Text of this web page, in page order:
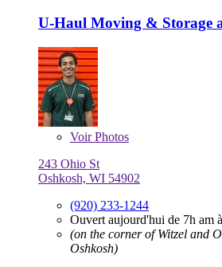
U-Haul Moving & Storage
VoirPhotos
243 Ohio St
Oshkosh, WI 54902
(920) 233-1244
Ouvert aujourd'hui de 7h am
(on the corner of Witzel and
Oshkosh)